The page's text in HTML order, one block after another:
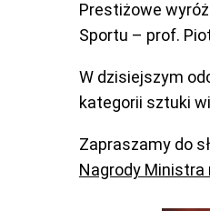
Prestiżowe
Sportu – prof.
W dzisiejszym
kategorii sztuki
Zapraszamy do
Nagrody Ministra